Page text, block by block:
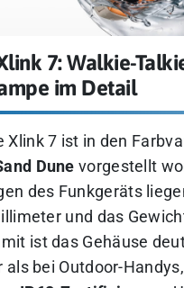
7: Walkie-
im Detail
Xlink 7 ist in den
Dune vorgestellt
des Funkgeräts
und das
ist das Gehäuse
als bei Outdoor-